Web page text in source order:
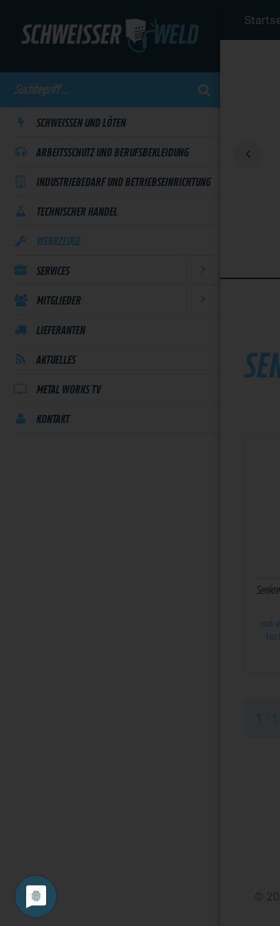
SCHWEISSEN UND LÖTEN
ARBEITSSCHUTZ UND BERUFSBEKLEIDUNG
INDUSTRIEBEDARF UND BETRIEBSEINRICHTUNG
TECHNISCHER HANDEL
WERKZEUGE
SERVICES
MITGLIEDER
LIEFERANTEN
AKTUELLES
METAL WORKS TV
KONTAKT
main
mit
1 -